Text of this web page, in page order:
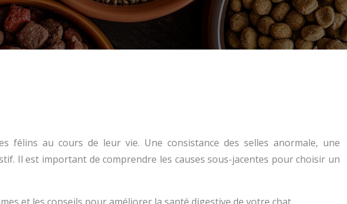
félins au cours de leur vie. Une consistance des selles anormale, une
Il est important de comprendre les causes sous-jacentes pour choisir un